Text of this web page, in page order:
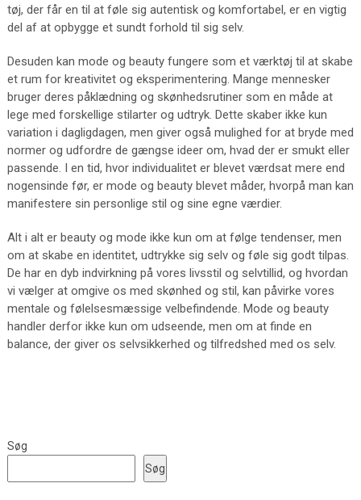
tøj, der får en til at føle sig autentisk og komfortabel, er en vigtig
del af at opbygge et sundt forhold til sig selv.
Desuden kan mode og beauty fungere som et værktøj til at skabe
et rum for kreativitet og eksperimentering. Mange mennesker
bruger deres påklædning og skønhedsrutiner som en måde at
lege med forskellige stilarter og udtryk. Dette skaber ikke kun
variation i dagligdagen, men giver også mulighed for at bryde med
normer og udfordre de gængse ideer om, hvad der er smukt eller
passende. I en tid, hvor individualitet er blevet værdsat mere end
nogensinde før, er mode og beauty blevet måder, hvorpå man kan
manifestere sin personlige stil og sine egne værdier.
Alt i alt er beauty og mode ikke kun om at følge tendenser, men
om at skabe en identitet, udtrykke sig selv og føle sig godt tilpas.
De har en dyb indvirkning på vores livsstil og selvtillid, og hvordan
vi vælger at omgive os med skønhed og stil, kan påvirke vores
mentale og følelsesmæssige velbefindende. Mode og beauty
handler derfor ikke kun om udseende, men om at finde en
balance, der giver os selvsikkerhed og tilfredshed med os selv.
Søg
Søg